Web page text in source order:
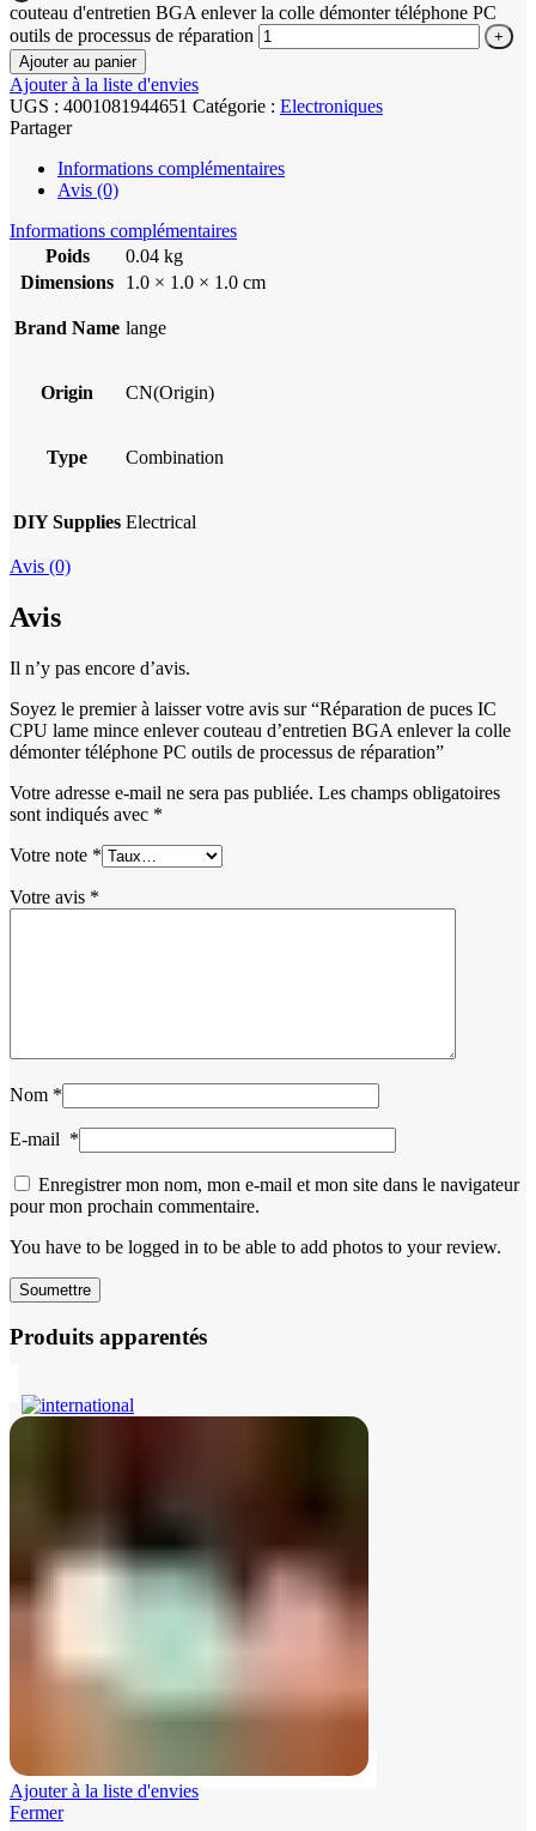
couteau d'entretien BGA enlever la colle démonter téléphone PC
outils de processus de réparation
Ajouter au panier
Ajouter à la liste d'envies
UGS : 4001081944651 Catégorie : Electroniques
Partager
Informations complémentaires
Avis (0)
Informations complémentaires
Poids
0.04 kg
Dimensions
1.0 × 1.0 × 1.0 cm
Brand Name lange
Origin CN(Origin)
Type Combination
DIY Supplies Electrical
Avis (0)
Avis
Il n’y pas encore d’avis.
Soyez le premier à laisser votre avis sur “Réparation de puces IC
CPU lame mince enlever couteau d’entretien BGA enlever la colle
démonter téléphone PC outils de processus de réparation”
Votre adresse e-mail ne sera pas publiée. Les champs obligatoires
sont indiqués avec *
Votre note *
Votre avis *
Nom *
E-mail *
Enregistrer mon nom, mon e-mail et mon site dans le navigateur
pour mon prochain commentaire.
You have to be logged in to be able to add photos to your review.
Produits apparentés
Ajouter à la liste d'envies
Fermer